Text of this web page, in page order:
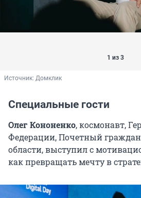
судебно-претензионной
работы, Домклик;
«ЮгСтройИнвест»;
Единый ресурс
Алексей Попов, главный
Дмитрий Рябов,
директоров, DARS;
управления, Домклик;
1 из 3
Источник: Домклик
Специальные гости
Олег Кононенко, космонавт,
Федерации, Почетный
области, выступил с
как превращать мечту в